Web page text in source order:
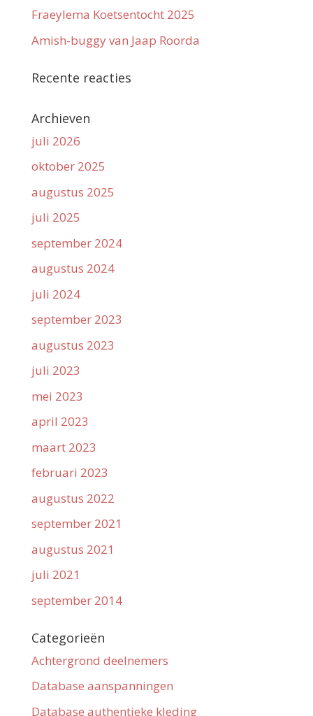
Fraeylema Koetsentocht 2025
Amish-buggy van Jaap Roorda
Recente reacties
Archieven
juli 2026
oktober 2025
augustus 2025
juli 2025
september 2024
augustus 2024
juli 2024
september 2023
augustus 2023
juli 2023
mei 2023
april 2023
maart 2023
februari 2023
augustus 2022
september 2021
augustus 2021
juli 2021
september 2014
Categorieën
Achtergrond deelnemers
Database aanspanningen
Database authentieke kleding